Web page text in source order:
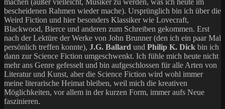
bescheidenen Rahmen wieder mache). Ursprünglich bin ich über die
Weird Fiction und hier besonders Klassiker wie Lovecraft,
Blackwood, Bierce und anderen zum Schreiben gekommen. Erst
nach der Lektüre der Werke von John Brunner (den ich ein paar Mal
persönlich treffen konnte), J.G. Ballard und Philip K. Dick bin ich
dann zur Science Fiction umgeschwenkt. Ich fühle mich heute nicht
mehr ans Genre gefesselt und bin aufgeschlossen für alle Arten von
Literatur und Kunst, aber die Science Fiction wird wohl immer
meine literarische Heimat bleiben, weil mich die kreativen
Möglichkeiten, vor allem in der kurzen Form, immer aufs Neue
faszinieren.